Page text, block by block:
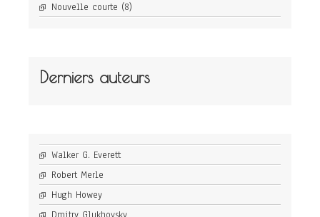
Nouvelle courte (8)
Derniers auteurs
Walker G. Everett
Robert Merle
Hugh Howey